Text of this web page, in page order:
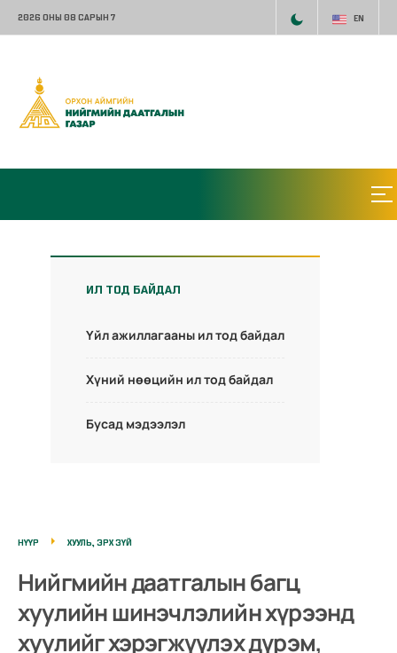
2026 ОНЫ 08 САРЫН 7 EN
ИЛ ТОД БАЙДАЛ
Үйл ажиллагааны ил тод байдал
Хүний нөөцийн ил тод байдал
Бусад мэдээлэл
НҮҮР ХУУЛЬ, ЭРХ ЗҮЙ
Нийгмийн даатгалын багц
хуулийн шинэчлэлийн хүрээнд
хуулийг хэрэгжүүлэх дүрэм,